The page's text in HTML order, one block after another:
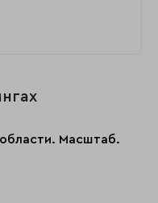
Масштаб.